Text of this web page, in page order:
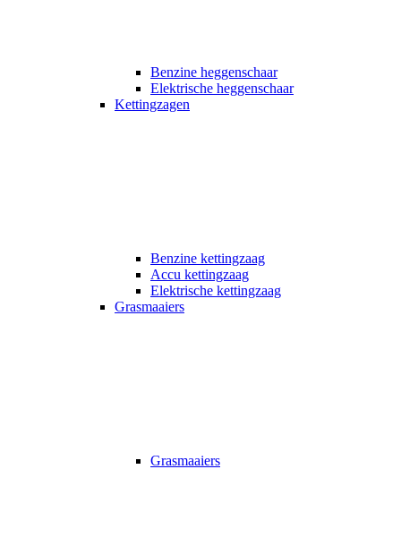
Benzine heggenschaar
Elektrische heggenschaar
Kettingzagen
Benzine kettingzaag
Accu kettingzaag
Elektrische kettingzaag
Grasmaaiers
Grasmaaiers